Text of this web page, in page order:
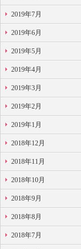
2019年7月
2019年6月
2019年5月
2019年4月
2019年3月
2019年2月
2019年1月
2018年12月
2018年11月
2018年10月
2018年9月
2018年8月
2018年7月